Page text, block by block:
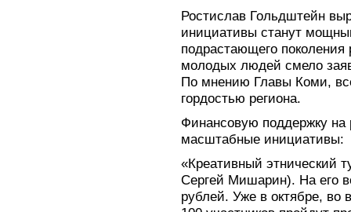
Ростислав Гольдштейн
инициативы станут
подрастающего поколения
молодых людей смело
По мнению Главы Коми,
гордостью региона.
Финансовую поддержку
масштабные инициативы:
«Креативный этнический
Сергей Мишарин). На его
рублей. Уже в октябре, во